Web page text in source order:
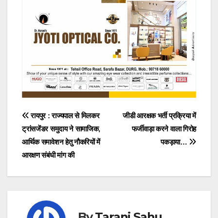
Post
navigation
जीडी आरक्षक भर्ती प्रक्रिया में
फर्जीवाड़ा करने वाला गिरोह
पकड़ाया…
रायपुर : राज्यपाल से मिलकर
ट्रांसजेंडर समुदाय ने सामाजिक,
आर्थिक समावेशन हेतु नौकरियों में
आरक्षण संबंधी मांग की